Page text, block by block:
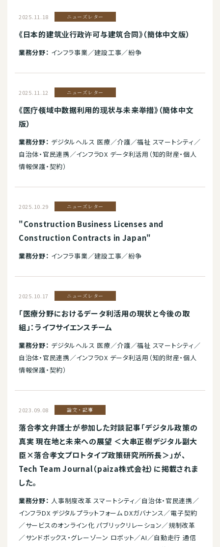
2025.11.18 ニューズレター
《日本的建筑业行政许可与建筑合同》（簡体中文版）
業務分野： インフラ事業／建設工事／紛争
2025.11.12 ニューズレター
《医疗领域中数据利用的现状与未来举措》（簡体中文
版）
業務分野： デジタルヘルス 医療／介護／福祉 スマートシティ／
自治体・官民連携／インフラDX データ利活用（知的財産・個人
情報保護・契約）
2025.10.29 ニューズレター
"Construction Business Licenses and
Construction Contracts in Japan"
業務分野： インフラ事業／建設工事／紛争
2025.10.17 ニューズレター
「医療分野におけるデータ利活用の現状と今後の取
組」：ライフサイエンスチーム
業務分野： デジタルヘルス 医療／介護／福祉 スマートシティ／
自治体・官民連携／インフラDX データ利活用（知的財産・個人
情報保護・契約）
2023.09.08 論文・記事
落合孝文弁護士が参加した対談記事「デジタル政策の
真実 現在地と未来への展望 ＜大串正樹デジタル副大
臣×落合孝文プロトタイプ政策研究所所長＞」が、
Tech Team Journal（paiza株式会社）に掲載されま
した。
業務分野： 人事制度改革 スマートシティ／自治体・官民連携／
インフラDX デジタルプラットフォーム DXガバナンス／電子契約
／サービスのオンライン化 パブリックリレーション／規制改革
／サンドボックス・グレーゾーン ロボット／AI／自動走行 通信